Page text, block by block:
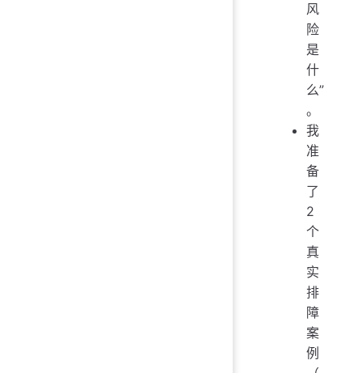
风
险
是
什
么”
。
我
准
备
了
2
个
真
实
排
障
案
例